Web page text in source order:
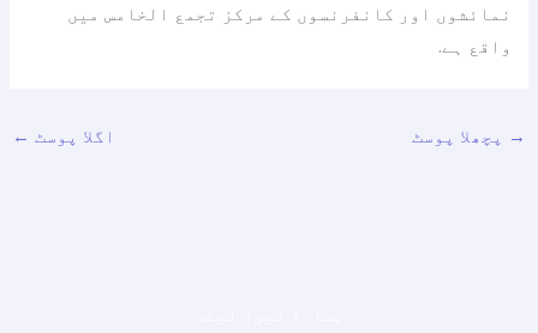
نمائشوں اور کانفرنسوں کے مرکز تجمع الخامس میں
واقع ہے.
→ پچھلا پوسٹ اگلا پوسٹ ←